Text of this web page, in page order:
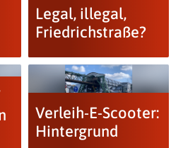
Legal, illegal,
Friedrichstraße?
Verleih-E-Scooter:
Hintergrund